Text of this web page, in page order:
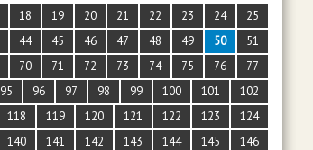
18 19 20 21 22 23 24
25
44 45 46 47 48 49 50
51
70 71 72 73 74 75 76
77
95 96 97 98 99 100 101
102
118 119 120 121 122 123
124
140 141 142 143 144 145
146